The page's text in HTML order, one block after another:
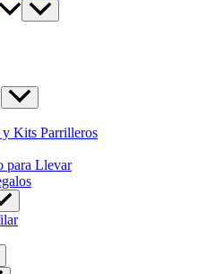
y Kits Parrilleros
para Llevar